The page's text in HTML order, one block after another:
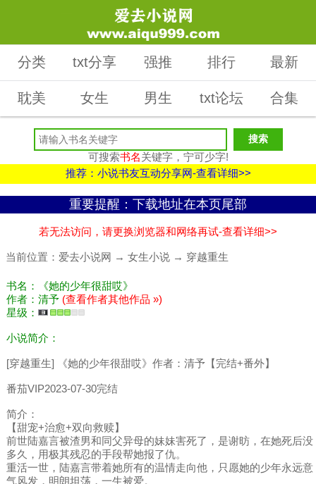
分类 txt分享 强推 排行 最新
耽美 女生 男生 txt论坛 合集
可搜索书名关键字，宁可少字!
推荐：小说书友互动分享网-查看详细>>
重要提醒：下载地址在本页尾部
若无法访问，请更换浏览器和网络再试-查看详细>>
当前位置： 爱去小说网 → 女生小说 → 穿越重生
书名：《她的少年很甜哎》
作者：清予 (查看作者其他作品 »)
星级：
小说简介：
[穿越重生] 《她的少年很甜哎》作者：清予【完结+番外】
番茄VIP2023-07-30完结
简介：
【甜宠+治愈+双向救赎】
前世陆嘉言被渣男和同父异母的妹妹害死了，是谢昉，在她死后没
多久，用极其残忍的手段帮她报了仇。
重活一世，陆嘉言带着她所有的温情走向他，只愿她的少年永远意
气风发，明朗坦荡，一生被爱。